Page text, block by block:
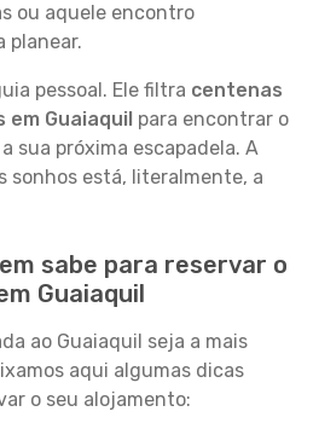
ou aquele encontro
planear.
pessoal. Ele filtra centenas
Guaiaquil para encontrar o
sua próxima escapadela. A
sonhos está, literalmente, a
sabe para reservar o
Guaiaquil
ao Guaiaquil seja a mais
aqui algumas dicas
o seu alojamento: